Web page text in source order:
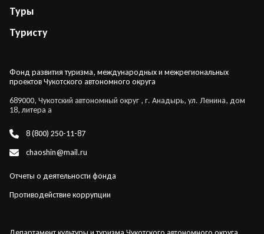
Туры
Туристу
Фонд развития туризма, международных и межрегиональных
проектов Чукотского автономного округа
689000, Чукотский автономный округ , г. Анадырь, ул. Ленина, дом
18, литера а
8 (800) 250-11-87
chaoshin@mail.ru
Отчеты о деятельности фонда
Противодействие коррупции